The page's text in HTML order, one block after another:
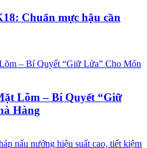
Chuẩn mực hậu cần
Lõm – Bí Quyết “Giữ
Hàng